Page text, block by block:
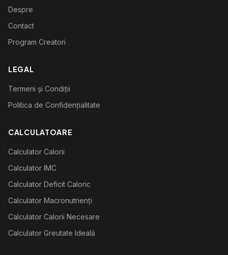
Despre
Contact
Program Creatori
LEGAL
Termeni și Condiții
Politica de Confidențialitate
CALCULATOARE
Calculator Calorii
Calculator IMC
Calculator Deficit Caloric
Calculator Macronutrienți
Calculator Calorii Necesare
Calculator Greutate Ideală